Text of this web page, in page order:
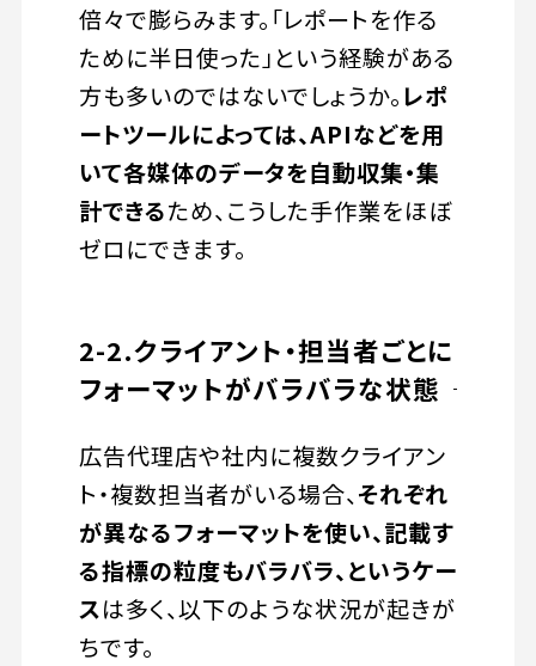
倍々で膨らみます。「レポートを作る
ために半日使った」という経験がある
方も多いのではないでしょうか。 レポ
ートツールによっては、APIなどを用
いて各媒体のデータを自動収集・集
計できるため、こうした手作業をほぼ
ゼロにできます。
2-2.クライアント・担当者ごとに
フォーマットがバラバラな状態
広告代理店や社内に複数クライアン
ト・複数担当者がいる場合、それぞれ
が異なるフォーマットを使い、記載す
る指標の粒度もバラバラ、というケー
スは多く、以下のような状況が起きが
ちです。